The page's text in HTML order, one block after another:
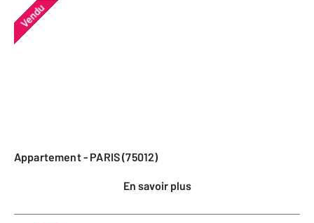
Vendu
Appartement - PARIS (75012)
En savoir plus